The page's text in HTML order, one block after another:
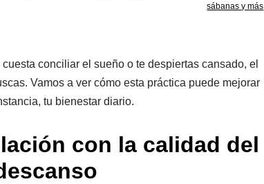
sábanas y más
conciliar el sueño o te despiertas cansado, el
Vamos a ver cómo esta práctica puede mejorar
tu bienestar diario.
con la calidad del